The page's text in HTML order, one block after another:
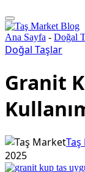
Ana Sayfa - Doğal
Doğal Taşlar
Granit
2025